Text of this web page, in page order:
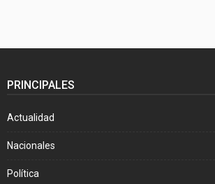
PRINCIPALES
Actualidad
Nacionales
Política